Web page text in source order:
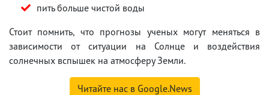
пить больше чистой воды
Стоит помнить, что прогнозы ученых могут меняться в
зависимости от ситуации на Солнце и воздействия
солнечных вспышек на атмосферу Земли.
Читайте нас в Google.News